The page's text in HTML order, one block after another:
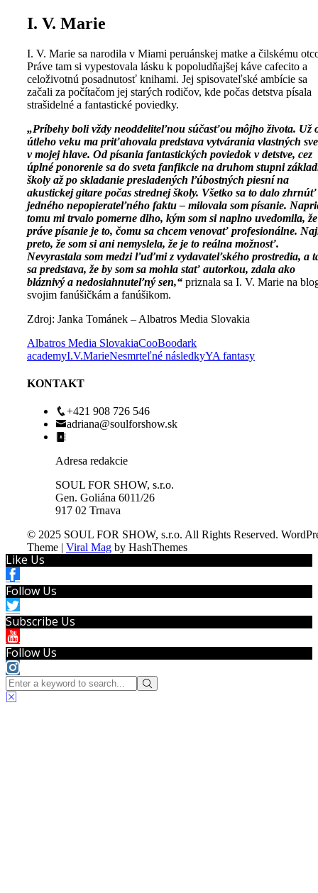
I. V. Marie
I. V. Marie sa narodila v Miami peruánskej matke a čilskému
Práve tam si vypestovala lásku k popoludňajšej káve cafecito a
celoživotnú posadnutosť knihami. Jej spisovateľské ambície sa
začali za počítačom jej starých rodičov, kde počas detstva písala
strašidelné a fantastické poviedky.
„Príbehy boli vždy neoddeliteľnou súčasťou môjho života. Už
útleho veku ma priťahovala predstava vytvárania vlastných
v mojej hlave. Od písania fantastických poviedok v detstve, cez
úplné ponorenie sa do sveta fanfikcie na druhom stupni
školy až po skladanie presladených ľúbostných piesní na
akustickej gitare počas strednej školy. Všetko sa to dalo
jedného nepopierateľného faktu – milovala som písanie.
tomu mi trvalo pomerne dlho, kým som si naplno uvedomila, že
práve písanie je to, čomu sa chcem venovať profesionálne.
preto, že som si ani nemyslela, že je to reálna možnosť.
Nevyrastala som medzi ľuďmi z vydavateľského prostredia, a
sa predstava, že by som sa mohla stať autorkou, zdala ako
bláznivý a nedosiahnuteľný sen,“ priznala sa I. V. Marie na
svojim fanúšičkám a fanúšikom.
Zdroj: Janka Tománek – Albatros Media Slovakia
Albatros Media SlovakiaCooBoodark
academyI.V.MarieNesmrteľné následkyYA fantasy
KONTAKT
+421 908 726 546
adriana@soulforshow.sk
Adresa redakcie
SOUL FOR SHOW, s.r.o.
Gen. Goliána 6011/26
917 02 Trnava
© 2025 SOUL FOR SHOW, s.r.o. All Rights Reserved.
Theme | Viral Mag by HashThemes
Like Us
Follow Us
Subscribe Us
Follow Us